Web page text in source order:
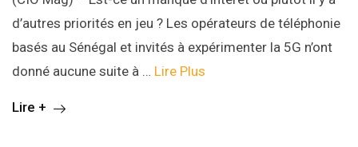
d’autres priorités en jeu ? Les opérateurs de téléphonie
basés au Sénégal et invités à expérimenter la 5G n’ont
donné aucune suite à … Lire Plus
Lire +